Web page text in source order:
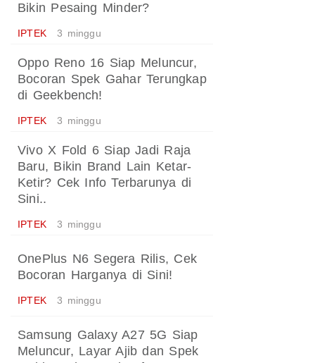
Bikin Pesaing Minder?
IPTEK 3 minggu
Oppo Reno 16 Siap Meluncur,
Bocoran Spek Gahar Terungkap
di Geekbench!
IPTEK 3 minggu
Vivo X Fold 6 Siap Jadi Raja
Baru, Bikin Brand Lain Ketar-
Ketir? Cek Info Terbarunya di
Sini..
IPTEK 3 minggu
OnePlus N6 Segera Rilis, Cek
Bocoran Harganya di Sini!
IPTEK 3 minggu
Samsung Galaxy A27 5G Siap
Meluncur, Layar Ajib dan Spek